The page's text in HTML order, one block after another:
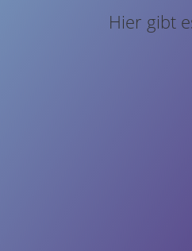
Hier gibt